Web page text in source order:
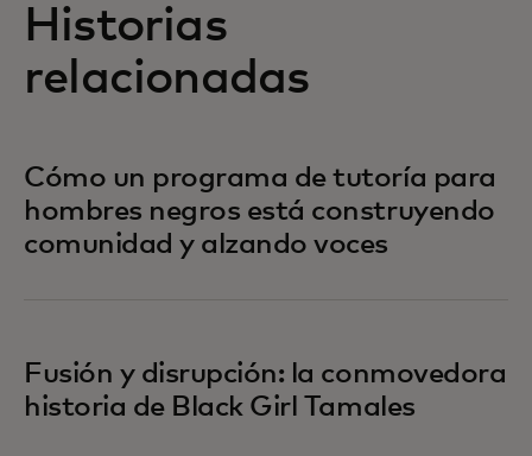
Historias
relacionadas
Cómo un programa de tutoría para
hombres negros está construyendo
comunidad y alzando voces
Fusión y disrupción: la conmovedora
historia de Black Girl Tamales